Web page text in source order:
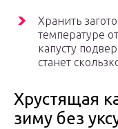
Хранить
температуре
капусту
станет
Хрустящая
зиму без